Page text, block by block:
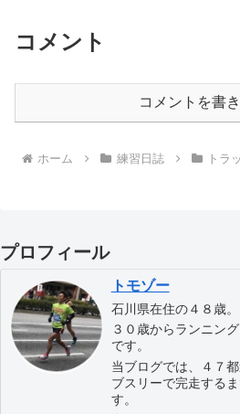
コメント
コメントを書
ホーム 練習日誌 トラ
プロフィール
トモゾー
石川県在住の４８歳。
３０歳からランニン
です。
当ブログでは、４７
ブスリーで完走する
す。